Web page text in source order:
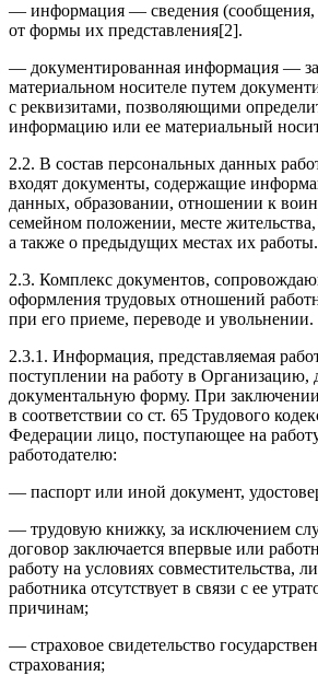
— информация — сведения (сообщения,
от формы их представления[2].
— документированная информация —
материальном носителе путем
с реквизитами, позволяющими
информацию или ее материальный
2.2. В состав персональных данных
входят документы, содержащие
данных, образовании, отношении к
семейном положении, месте жительства,
а также о предыдущих местах их работы.
2.3. Комплекс документов,
оформления трудовых отношений
при его приеме, переводе и увольнении.
2.3.1. Информация, представляемая
поступлении на работу в Организацию,
документальную форму. При заключении
в соответствии со ст. 65 Трудового
Федерации лицо, поступающее на
работодателю:
— паспорт или иной документ,
— трудовую книжку, за исключением
договор заключается впервые или
работу на условиях совместительства,
работника отсутствует в связи с ее
причинам;
— страховое свидетельство
страхования;